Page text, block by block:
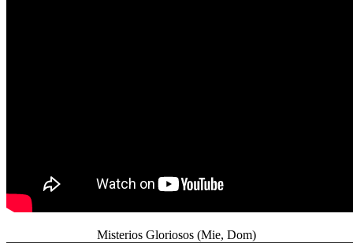
Misterios Gloriosos (Mie, Dom)